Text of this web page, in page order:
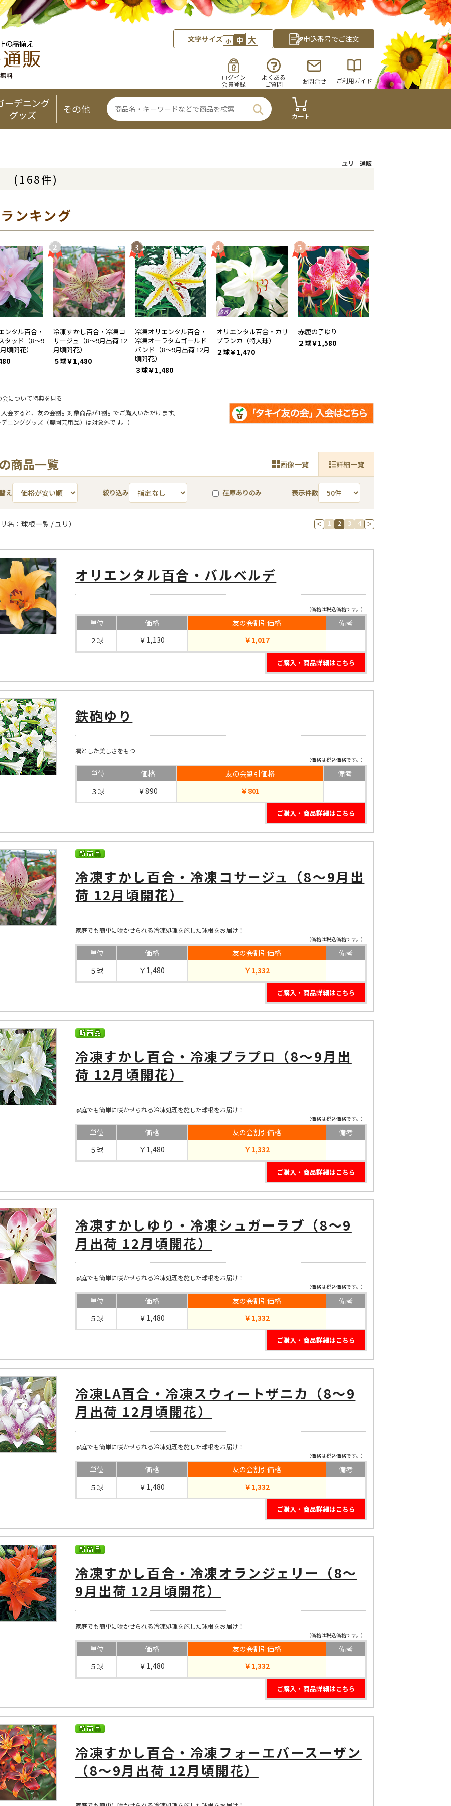
文字サイズ 小 中 大 申込番号でご注文
ログイン
会員登録
よくある
ご質問
お問合せ ご利用ガイド
ーデニング
グッズ
その他
カート
ユリ 通販
(168件)
ンキング
ンタル百合・
タッド（8～9
頃開花）
冷凍すかし百合・冷凍コ
サージュ（8～9月出荷 12
月頃開花）
５球￥1,480
冷凍オリエンタル百合・
冷凍オーラタムゴールド
バンド（8～9月出荷 12月
頃開花）
３球￥1,480
オリエンタル百合・カサ
ブランカ（特大球）
２球￥1,470
赤鹿の子ゆり
２球￥1,580
について特典を見る
会すると、友の会割引対象商品が1割引でご購入いただけます。
ニンググッズ（農園芸用品）は対象外です。）
商品一覧 画像一覧 詳細一覧
え 絞り込み 在庫ありのみ 表示件数
名：球根一覧 / ユリ） ＜ 1 2 3 4 ＞
オリエンタル百合・バルベルデ
（価格は税込価格です。）
単位 価格 友の会割引価格
備考
２球
￥1,130 ￥1,017
ご購入・商品詳細はこちら
鉄砲ゆり
凜とした美しさをもつ
（価格は税込価格です。）
単位 価格 友の会割引価格
備考
３球
￥890 ￥801
ご購入・商品詳細はこちら
冷凍すかし百合・冷凍コサージュ（8～9月出
荷 12月頃開花）
家庭でも簡単に咲かせられる冷凍処理を施した球根をお届け！
（価格は税込価格です。）
単位 価格 友の会割引価格
備考
５球
￥1,480 ￥1,332
ご購入・商品詳細はこちら
冷凍すかし百合・冷凍プラプロ（8～9月出
荷 12月頃開花）
家庭でも簡単に咲かせられる冷凍処理を施した球根をお届け！
（価格は税込価格です。）
単位 価格 友の会割引価格
備考
５球
￥1,480 ￥1,332
ご購入・商品詳細はこちら
冷凍すかしゆり・冷凍シュガーラブ（8～9
月出荷 12月頃開花）
家庭でも簡単に咲かせられる冷凍処理を施した球根をお届け！
（価格は税込価格です。）
単位 価格 友の会割引価格
備考
５球
￥1,480 ￥1,332
ご購入・商品詳細はこちら
冷凍LA百合・冷凍スウィートザニカ（8～9
月出荷 12月頃開花）
家庭でも簡単に咲かせられる冷凍処理を施した球根をお届け！
（価格は税込価格です。）
単位 価格 友の会割引価格
備考
５球
￥1,480 ￥1,332
ご購入・商品詳細はこちら
冷凍すかし百合・冷凍オランジェリー（8～
9月出荷 12月頃開花）
家庭でも簡単に咲かせられる冷凍処理を施した球根をお届け！
（価格は税込価格です。）
単位 価格 友の会割引価格
備考
５球
￥1,480 ￥1,332
ご購入・商品詳細はこちら
冷凍すかし百合・冷凍フォーエバースーザン
（8～9月出荷 12月頃開花）